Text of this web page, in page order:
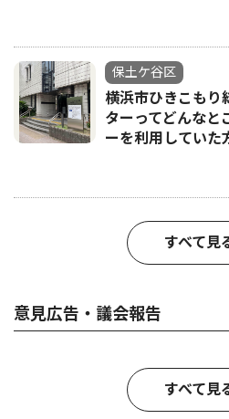
保土ケ谷区
横浜市ひきこもり
ターってどんな
ーを利用していた
すべて見
意見広告・議会報告
すべて見